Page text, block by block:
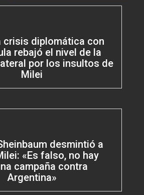
crisis diplomática con
rebajó el nivel de la
por los insultos de
Milei
desmintió a
«Es falso, no hay
campaña contra
Argentina»